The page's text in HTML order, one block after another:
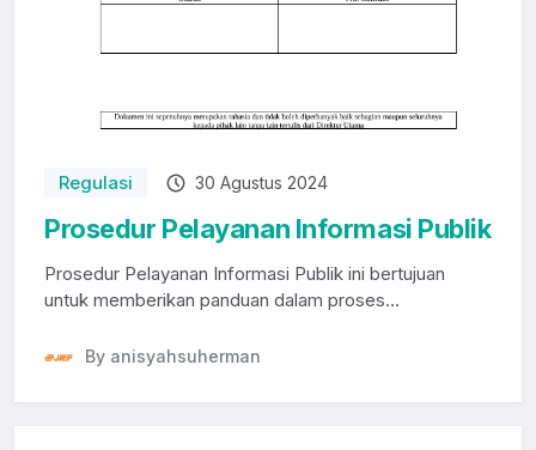
Regulasi 30 Agustus 2024
Prosedur Pelayanan Informasi Publik
Prosedur Pelayanan Informasi Publik ini bertujuan
untuk memberikan panduan dalam proses
By anisyahsuherman